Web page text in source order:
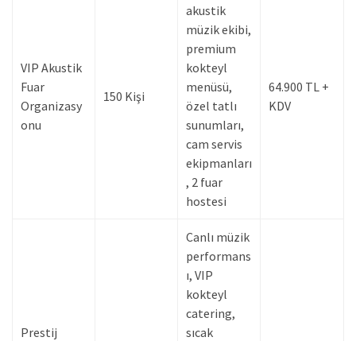
VIP Akustik
Fuar
Organizasy
onu
150 Kişi
akustik
müzik ekibi,
premium
kokteyl
menüsü,
özel tatlı
sunumları,
cam servis
ekipmanları
, 2 fuar
hostesi
64.900 TL +
KDV
Prestij
Canlı müzik
performans
ı, VIP
kokteyl
catering,
sıcak